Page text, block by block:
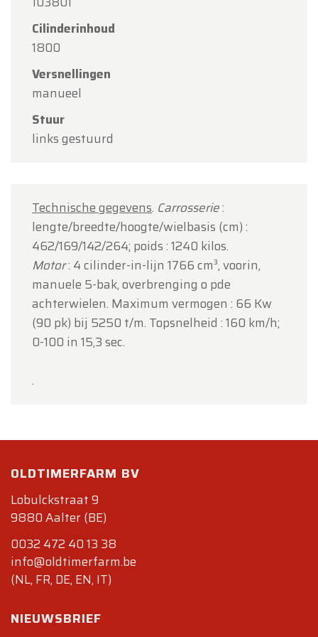
Cilinderinhoud
1800
Versnellingen
manueel
Stuur
links gestuurd
Technische gegevens. Carrosserie:
lengte/breedte/hoogte/wielbasis (cm) :
462/169/142/264; poids : 1240 kilos.
Motor: 4 cilinder-in-lijn 1766 cm³, voorin,
manuele 5-bak, overbrenging o pde
achterwielen. Maximum vermogen : 66 Kw
(90 pk) bij 5250 t/m. Topsnelheid : 160 km/h;
0-100 in 15,3 sec.
.
OLDTIMERFARM BV
Lobulckstraat 9
9880 Aalter (BE)
0032 472 40 13 38
info@oldtimerfarm.be
(NL, FR, DE, EN, IT)
NIEUWSBRIEF